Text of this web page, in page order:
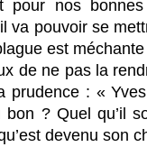
pour nos
va pouvoir se
est
de ne pas la
prudence : «
bon ? Quel qu’il
devenu son